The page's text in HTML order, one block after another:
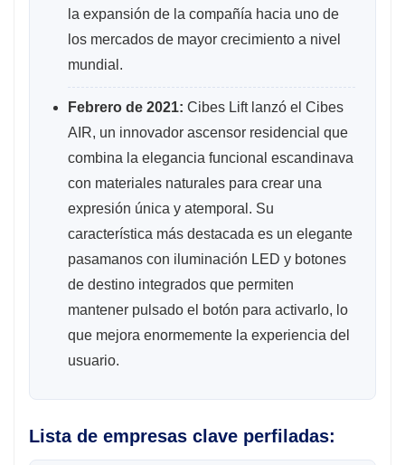
la expansión de la compañía hacia uno de
los mercados de mayor crecimiento a nivel
mundial.
Febrero de 2021: Cibes Lift lanzó el Cibes
AIR, un innovador ascensor residencial que
combina la elegancia funcional escandinava
con materiales naturales para crear una
expresión única y atemporal. Su
característica más destacada es un elegante
pasamanos con iluminación LED y botones
de destino integrados que permiten
mantener pulsado el botón para activarlo, lo
que mejora enormemente la experiencia del
usuario.
Lista de empresas clave perfiladas: